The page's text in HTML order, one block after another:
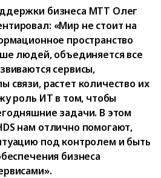
бизнеса МТТ Олег
«Мир не стоит на
пространство
людей, объединяется все
сервисы,
связи, растет количество их
роль ИТ в том, чтобы
задачи. В этом
нам отлично помогают,
под контролем и быть
бизнеса